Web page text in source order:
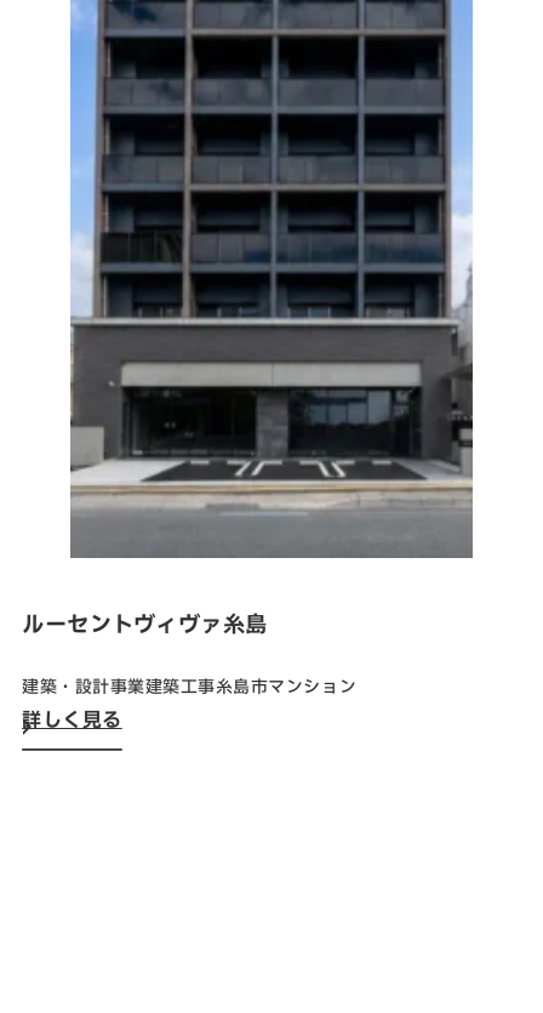
個人情報のお取り扱いについて
お電話でのお問い合わせ
TEL.092-323-3960
受付／8:30〜17:00 (土・日・祝休み)
SNS
matsuyoshi.official
松吉建設株式会社
matsuyoshi_kensetsu
つむぎの家
matsuyoshi_kensetsu
matsuyoshikensetsu
ルーセントヴィヴァ糸島
建築・設計事業建築工事糸島市マンション
詳しく見る